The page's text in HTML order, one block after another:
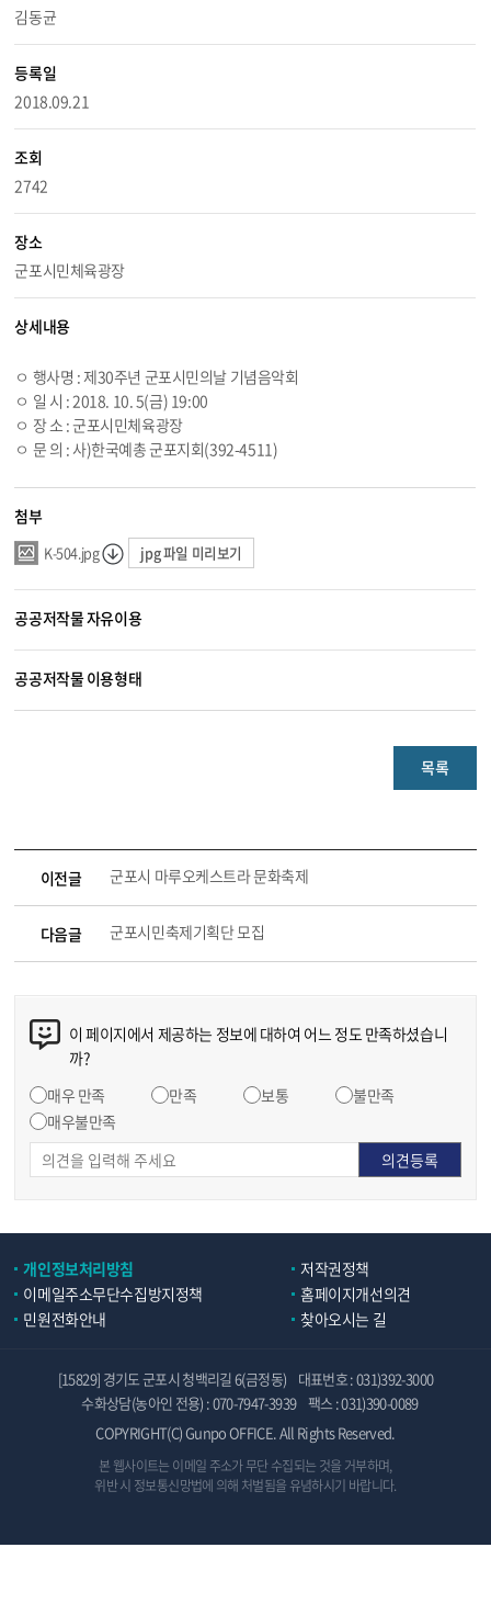
김동균
등록일
2018.09.21
조회
2742
장소
군포시민체육광장
상세내용
ㅇ 행사명 : 제30주년 군포시민의날 기념음악회
ㅇ 일 시 : 2018. 10. 5(금) 19:00
ㅇ 장 소 : 군포시민체육광장
ㅇ 문 의 : 사)한국예총 군포지회(392-4511)
첨부
K-504.jpg jpg 파일 미리보기
공공저작물 자유이용
공공저작물 이용형태
목록
이전글 군포시 마루오케스트라 문화축제
다음글 군포시민축제기획단 모집
이 페이지에서 제공하는 정보에 대하여 어느 정도 만족하셨습니
까?
매우 만족
만족 보통
불만족
매우불만족
개인정보처리방침
저작권정책
이메일주소무단수집방지정책
홈페이지개선의견
민원전화안내
찾아오시는 길
[15829] 경기도 군포시 청백리길 6(금정동)
대표번호 : 031)392-3000
수화상담(농아인 전용) : 070-7947-3939 팩스 : 031)390-0089
COPYRIGHT(C) Gunpo OFFICE. All Rights Reserved.
본 웹사이트는 이메일 주소가 무단 수집되는 것을 거부하며,
위반 시 정보통신망법에 의해 처벌됨을 유념하시기 바랍니다.